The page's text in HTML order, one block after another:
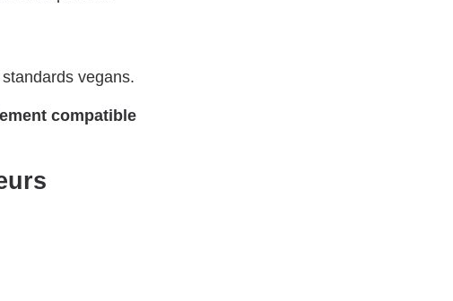
vegans.
compatible